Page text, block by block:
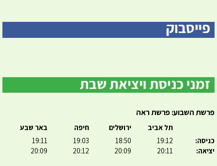
פרשת השבוע: פרשת ראה
כניסה:
יציאה:
תל אביב
19:12
20:11
ירושלים
18:50
20:09
חיפה
19:03
20:12
באר שבע
19:11
20:09